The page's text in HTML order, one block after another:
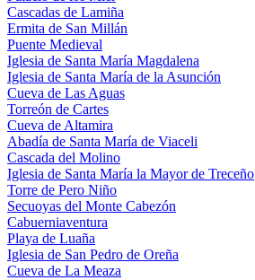
Cascadas de Lamiña
Ermita de San Millán
Puente Medieval
Iglesia de Santa María Magdalena
Iglesia de Santa María de la Asunción
Cueva de Las Aguas
Torreón de Cartes
Cueva de Altamira
Abadía de Santa María de Viaceli
Cascada del Molino
Iglesia de Santa María la Mayor de Treceño
Torre de Pero Niño
Secuoyas del Monte Cabezón
Cabuerniaventura
Playa de Luaña
Iglesia de San Pedro de Oreña
Cueva de La Meaza